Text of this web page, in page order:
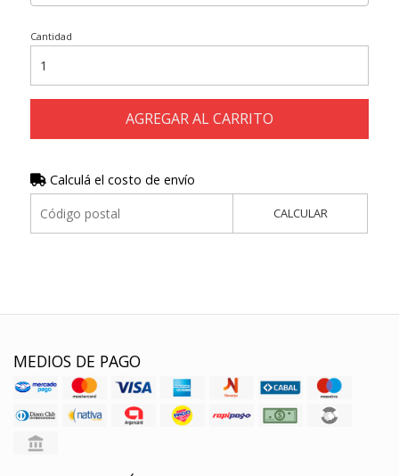
Cantidad
AGREGAR AL CARRITO
Calculá el costo de envío
CALCULAR
MEDIOS DE PAGO